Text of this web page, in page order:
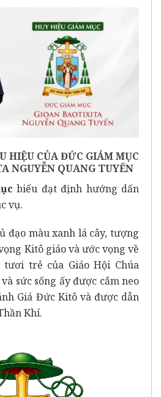
HIỆU CỦA ĐỨC GIÁM MỤC
NGUYỄN QUANG TUYẾN
biểu đạt định hướng dấn
vụ.
đạo màu xanh lá cây, tượng
Kitô giáo và ước vọng về
tươi trẻ của Giáo Hội Chúa
sức sống ấy được cắm neo
Giá Đức Kitô và được dẫn
Khí.